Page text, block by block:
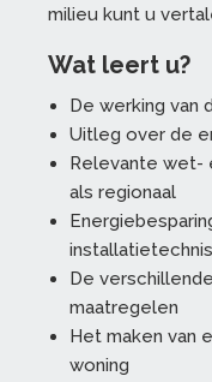
milieu kunt u
Wat leert u?
De werking van
Uitleg over de
Relevante wet-
als regionaal
De
maatregelen
Het maken van
woning